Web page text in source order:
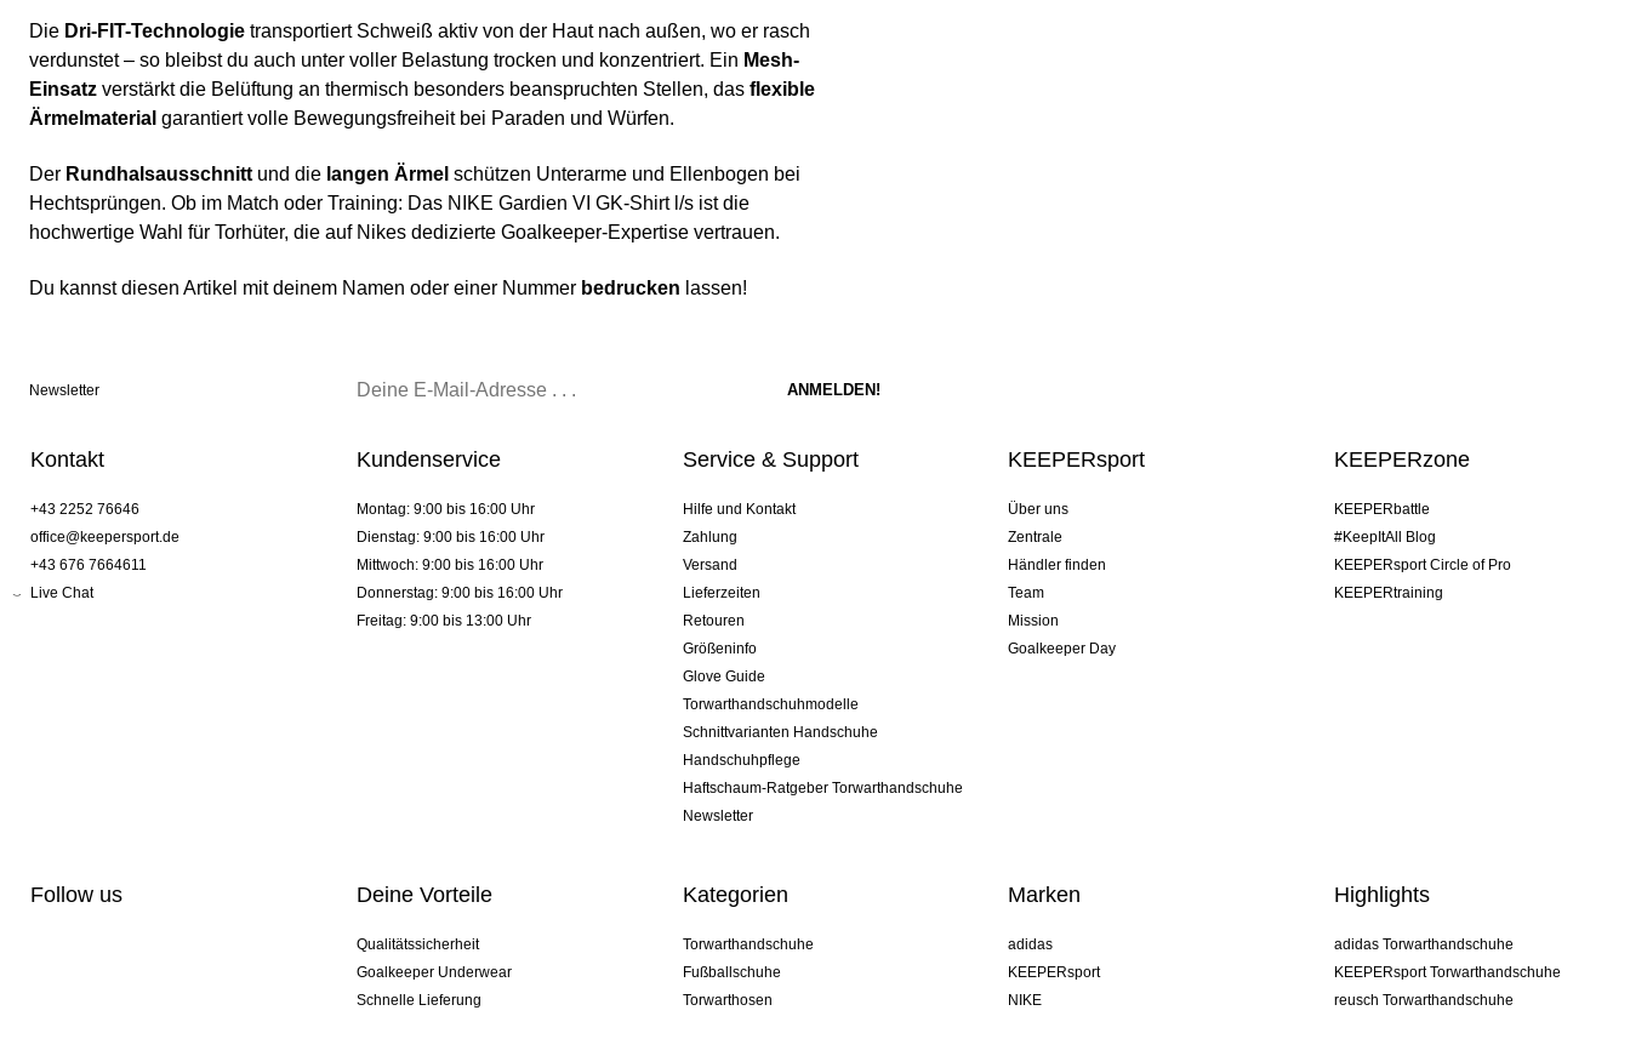
Die Dri-FIT-Technologie transportiert Schweiß aktiv von der Haut nach außen, wo er rasch
verdunstet – so bleibst du auch unter voller Belastung trocken und konzentriert. Ein Mesh-
Einsatz verstärkt die Belüftung an thermisch besonders beanspruchten Stellen, das flexible
Ärmelmaterial garantiert volle Bewegungsfreiheit bei Paraden und Würfen.
Der Rundhalsausschnittund die langen Ärmel schützen Unterarme und Ellenbogen bei
Hechtsprüngen. Ob im Match oder Training: Das NIKE Gardien VI GK-Shirt l/s ist die
hochwertige Wahl für Torhüter, die auf Nikes dedizierte Goalkeeper-Expertise vertrauen.
Du kannst diesen Artikel mit deinem Namen oder einer Nummer bedrucken lassen!
Newsletter
Kontakt
+43 2252 76646
office@keepersport.de
+43 676 7664611
Live Chat
Kundenservice
Montag: 9:00 bis 16:00 Uhr
Dienstag: 9:00 bis 16:00 Uhr
Mittwoch: 9:00 bis 16:00 Uhr
Donnerstag: 9:00 bis 16:00 Uhr
Freitag: 9:00 bis 13:00 Uhr
Service & Support
Hilfe und Kontakt
Zahlung
Versand
Lieferzeiten
Retouren
Größeninfo
Glove Guide
Torwarthandschuhmodelle
Schnittvarianten Handschuhe
Handschuhpflege
Haftschaum-Ratgeber Torwarthandschuhe
Newsletter
KEEPERsport
Über uns
Zentrale
Händler finden
Team
Mission
Goalkeeper Day
KEEPERzone
KEEPERbattle
#KeepItAll Blog
KEEPERsport Circle of Pro
KEEPERtraining
Follow us Deine Vorteile
Qualitätssicherheit
Goalkeeper Underwear
Schnelle Lieferung
Kategorien
Torwarthandschuhe
Fußballschuhe
Torwarthosen
Marken
adidas
KEEPERsport
NIKE
Highlights
adidas Torwarthandschuhe
KEEPERsport Torwarthandschuhe
reusch Torwarthandschuhe